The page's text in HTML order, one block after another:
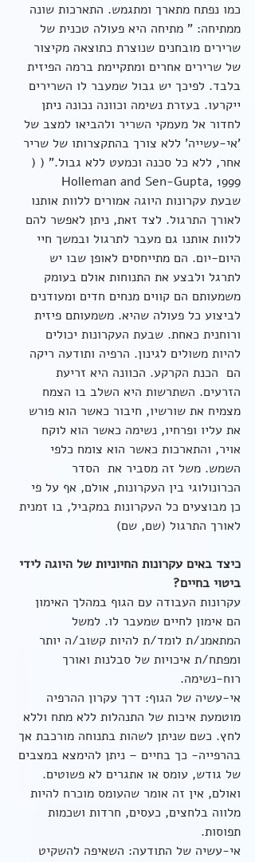
כמו נפתח מתארך ומתגמש. התארכות שונה
ממתיחה: " מתיחה היא פעולה טכנית של
שרירים מובחנים שנוצרת כתוצאה מקיצור
של שרירים אחרים ומתקיימת ברמה הפיזית
בלבד. לפיכך יש גבול שמעבר לו השרירים
ייקרעו. בעזרת נשימה וכוונה נכונה ניתן
לחדור אל מעמקי השריר ולהביאו למצב של
'אי-עשייה' ללא צורך בהתקצרותו של שריר
אחר, ללא כל סכנה וכמעט ללא גבול." ( (
Holleman and Sen-Gupta, 1999
שבעת עקרונות היוגה אמורים ללוות אותנו
לאורך התרגול. לצד זאת, ניתן לאפשר להם
ללוות אותנו גם מעבר לתרגול ובמשך חיי
היום-יום. הם מתייחסים לאופן שבו יש
לתרגל ולבצע את התנוחות אולם בעומק
משמעותם הם קווים מנחים חדים ומעודנים
לביצוע כל פעולה שהיא. משמעותם פיזית
ורוחנית כאחת. שבעת העקרונות יכולים
להיות משולים לגינון. הרפיה ותודעה ריקה
הם  הכנת הקרקע. הכוונה היא זריעת
הזרעים. השתרשות היא השלב בו הצמח
מצמיח את שורשיו, חיבור כאשר הוא פורש
את עליו ופרחיו, נשימה כאשר הוא לוקח
אויר, והתארכות כאשר הוא צומח כלפי
השמש. משל זה מסביר את  הסדר
הכרונולוגי בין העקרונות, אולם, אף על פי
כן מבוצעים כל העקרונות במקביל, בו זמנית
לאורך התרגול (שם, שם)
כיצד באים עקרונות החיוניות של היוגה לידי
ביטוי בחיים?
עקרונות העבודה עם הגוף במהלך האימון
הם אימון לחיים שמעבר לו. למשל
המתאמנ/ת לומד/ת להיות קשוב/ה יותר
ומפתח/ת איכויות של סבלנות ואורך
רוח-נשימה.
אי-עשיה של הגוף: דרך עקרון ההרפיה
מוטמעת איכות של התנהלות ללא מתח וללא
לחץ. כשם שניתן לשהות בתנוחה מורכבת אך
בהרפייה- כך בחיים – ניתן להימצא במצבים
של גודש, עומס או אתגרים לא פשוטים.
ואולם, אין זה אומר שהעומס מוכרח להיות
מלווה בלחצים, כעסים, חרדות ושכמות
תפוסות.
אי-עשיה של התודעה: השאיפה להשקיט